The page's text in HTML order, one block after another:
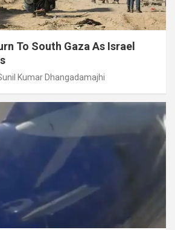
To South Gaza As Israel
Kumar Dhangadamajhi